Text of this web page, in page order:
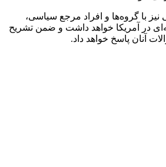
با گروه‌ها و افراد مرجع سیاسی،
در آمریکا خواهد داشت و ضمن تشریح
آنان پاسخ خواهد داد.